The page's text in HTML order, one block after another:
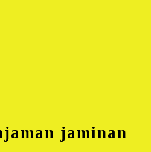
jaminan